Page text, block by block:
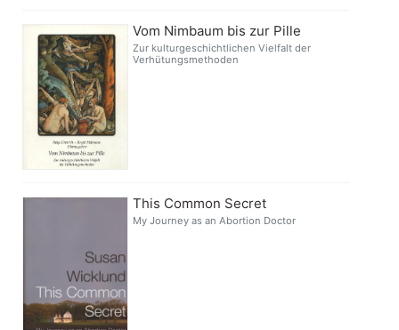
Vom Nimbaum bis zur Pille
Zur kulturgeschichtlichen Vielfalt der
Verhütungsmethoden
This Common Secret
My Journey as an Abortion Doctor